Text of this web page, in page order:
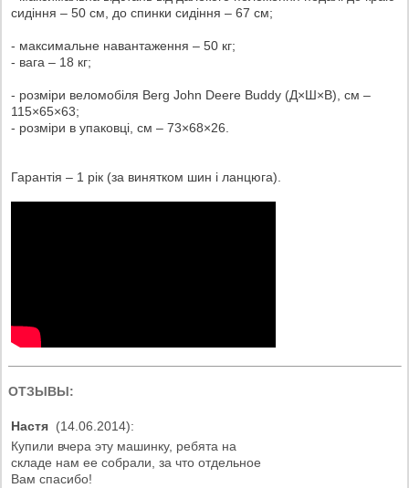
сидіння – 50 см, до спинки сидіння – 67 см;
- максимальне навантаження – 50 кг;
- вага – 18 кг;
- розміри веломобіля Berg John Deere Buddy (Д×Ш×В), см –
115×65×63;
- розміри в упаковці, см – 73×68×26.
Гарантія – 1 рік (за винятком шин і ланцюга).
ОТЗЫВЫ:
Настя (14.06.2014):
Купили вчера эту машинку, ребята на
складе нам ее собрали, за что отдельное
Вам спасибо!